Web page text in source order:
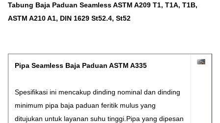
Tabung Baja Paduan Seamless ASTM A209 T1, T1A, T1B,
ASTM A210 A1, DIN 1629 St52.4, St52
Pipa Seamless Baja Paduan ASTM A335
Spesifikasi ini mencakup dinding nominal dan dinding
minimum pipa baja paduan feritik mulus yang
ditujukan untuk layanan suhu tinggi.Pipa yang dipesan